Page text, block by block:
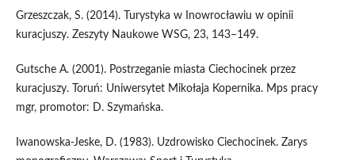
Grzeszczak, S. (2014). Turystyka w Inowrocławiu w opinii
kuracjuszy. Zeszyty Naukowe WSG, 23, 143–149.
Gutsche A. (2001). Postrzeganie miasta Ciechocinek przez
kuracjuszy. Toruń: Uniwersytet Mikołaja Kopernika. Mps pracy
mgr, promotor: D. Szymańska.
Iwanowska-Jeske, D. (1983). Uzdrowisko Ciechocinek. Zarys